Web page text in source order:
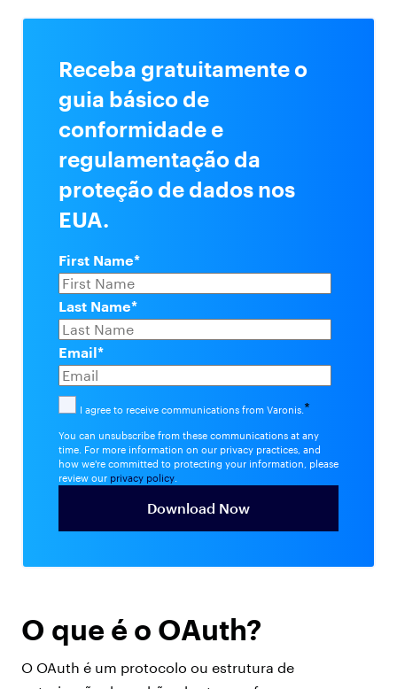
Receba gratuitamente o
guia básico de
conformidade e
regulamentação da
proteção de dados nos
EUA.
First Name*
Last Name*
Email*
I agree to receive communications from Varonis. *
You can unsubscribe from these communications at any
time. For more information on our privacy practices, and
how we're committed to protecting your information, please
review our privacy policy
O que é o OAuth?
O OAuth é um protocolo ou estrutura de